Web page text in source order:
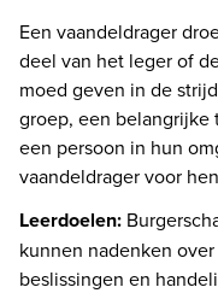
Een vaandeldrager
deel van het leger of de schutterij. Hij moest iedereen
moed geven in de strijd. Hij was de aanvoerder van de
groep, een belangrijke taak dus. Hebben
een persoon in hun omgeving die als een
Leerdoelen:
kunnen nadenken
beslissingen en